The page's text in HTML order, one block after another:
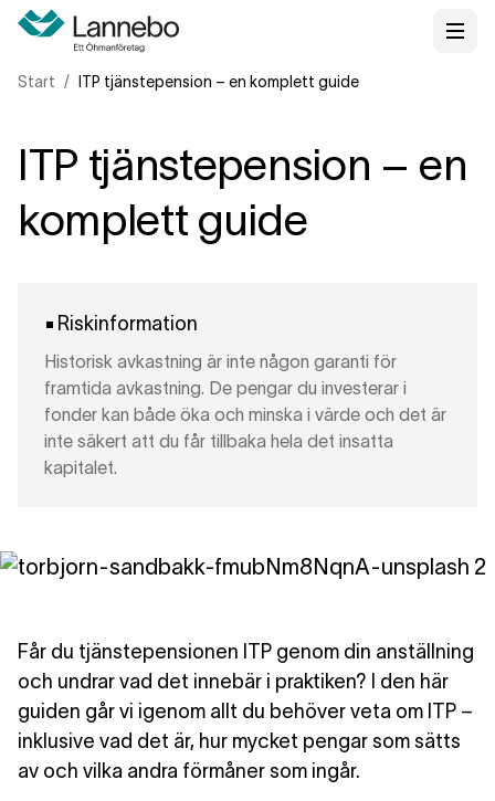
Start ITP tjänstepension – en komplett guide
ITP tjänstepension – en
komplett guide
Riskinformation
Historisk avkastning är inte någon garanti för
framtida avkastning. De pengar du investerar i
fonder kan både öka och minska i värde och det är
inte säkert att du får tillbaka hela det insatta
kapitalet.
Får du tjänstepensionen ITP genom din anställning
och undrar vad det innebär i praktiken? I den här
guiden går vi igenom allt du behöver veta om ITP –
inklusive vad det är, hur mycket pengar som sätts
av och vilka andra förmåner som ingår.